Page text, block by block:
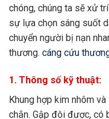
chóng, chúng ta sẽ xử
sự lựa chọn sáng suốt
chuyển người bị nạn
thương. cáng cứu
1. Thông số kỹ thuật:
Khung hợp kim nhôm
chắn. Gập đôi được, có